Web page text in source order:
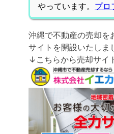
やっています。 プロ
沖縄で不動産の売却を
サイトを開設いたしま
↓こちらから売却サイ